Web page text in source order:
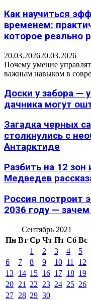
Как научиться
временем:
которое реально
20.03.202620.03.2026
Почему умение
важным навыком в
Доски у забора —
дачника могут
Загадка черных
столкнулись с
Антарктиде
Разбить на 12 зон
Медведев
Россия построит
2036 году —
Сентябрь 2021
Пн Вт Ср Чт Пт Сб Вс
1
2 3 4
5
6
7 8 9 10 11
12
13 14 15 16 17 18 19
20 21 22 23 24 25 26
27 28 29 30